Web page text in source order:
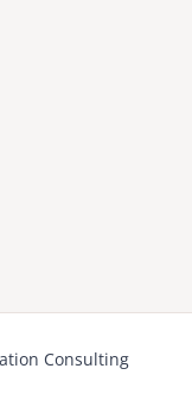
Consulting